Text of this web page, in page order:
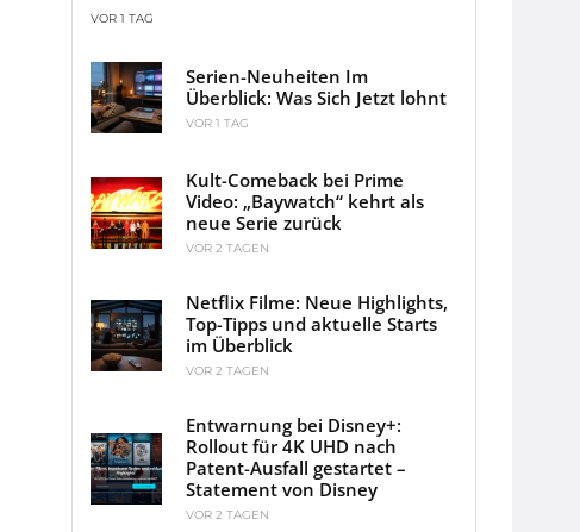
VOR 1 TAG
Serien-Neuheiten Im
Überblick: Was Sich Jetzt lohnt
VOR 1 TAG
Kult-Comeback bei Prime
Video: „Baywatch“ kehrt als
neue Serie zurück
VOR 2 TAGEN
Netflix Filme: Neue Highlights,
Top-Tipps und aktuelle Starts
im Überblick
VOR 2 TAGEN
Entwarnung bei Disney+:
Rollout für 4K UHD nach
Patent-Ausfall gestartet –
Statement von Disney
VOR 2 TAGEN